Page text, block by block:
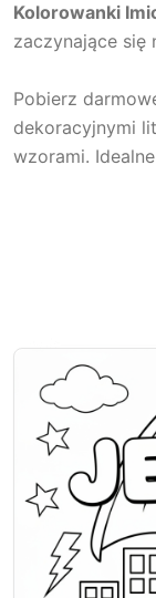
Kolorowanki
zaczynające się
Pobierz
dekoracyjnymi
wzorami.